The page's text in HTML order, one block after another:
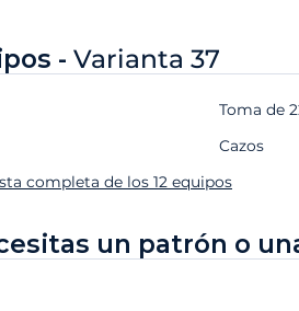
- Varianta 37
Toma de
Cazos
completa de los 12 equipos
un patrón o